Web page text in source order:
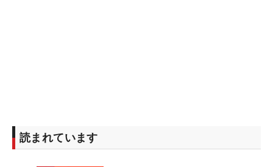
読まれています